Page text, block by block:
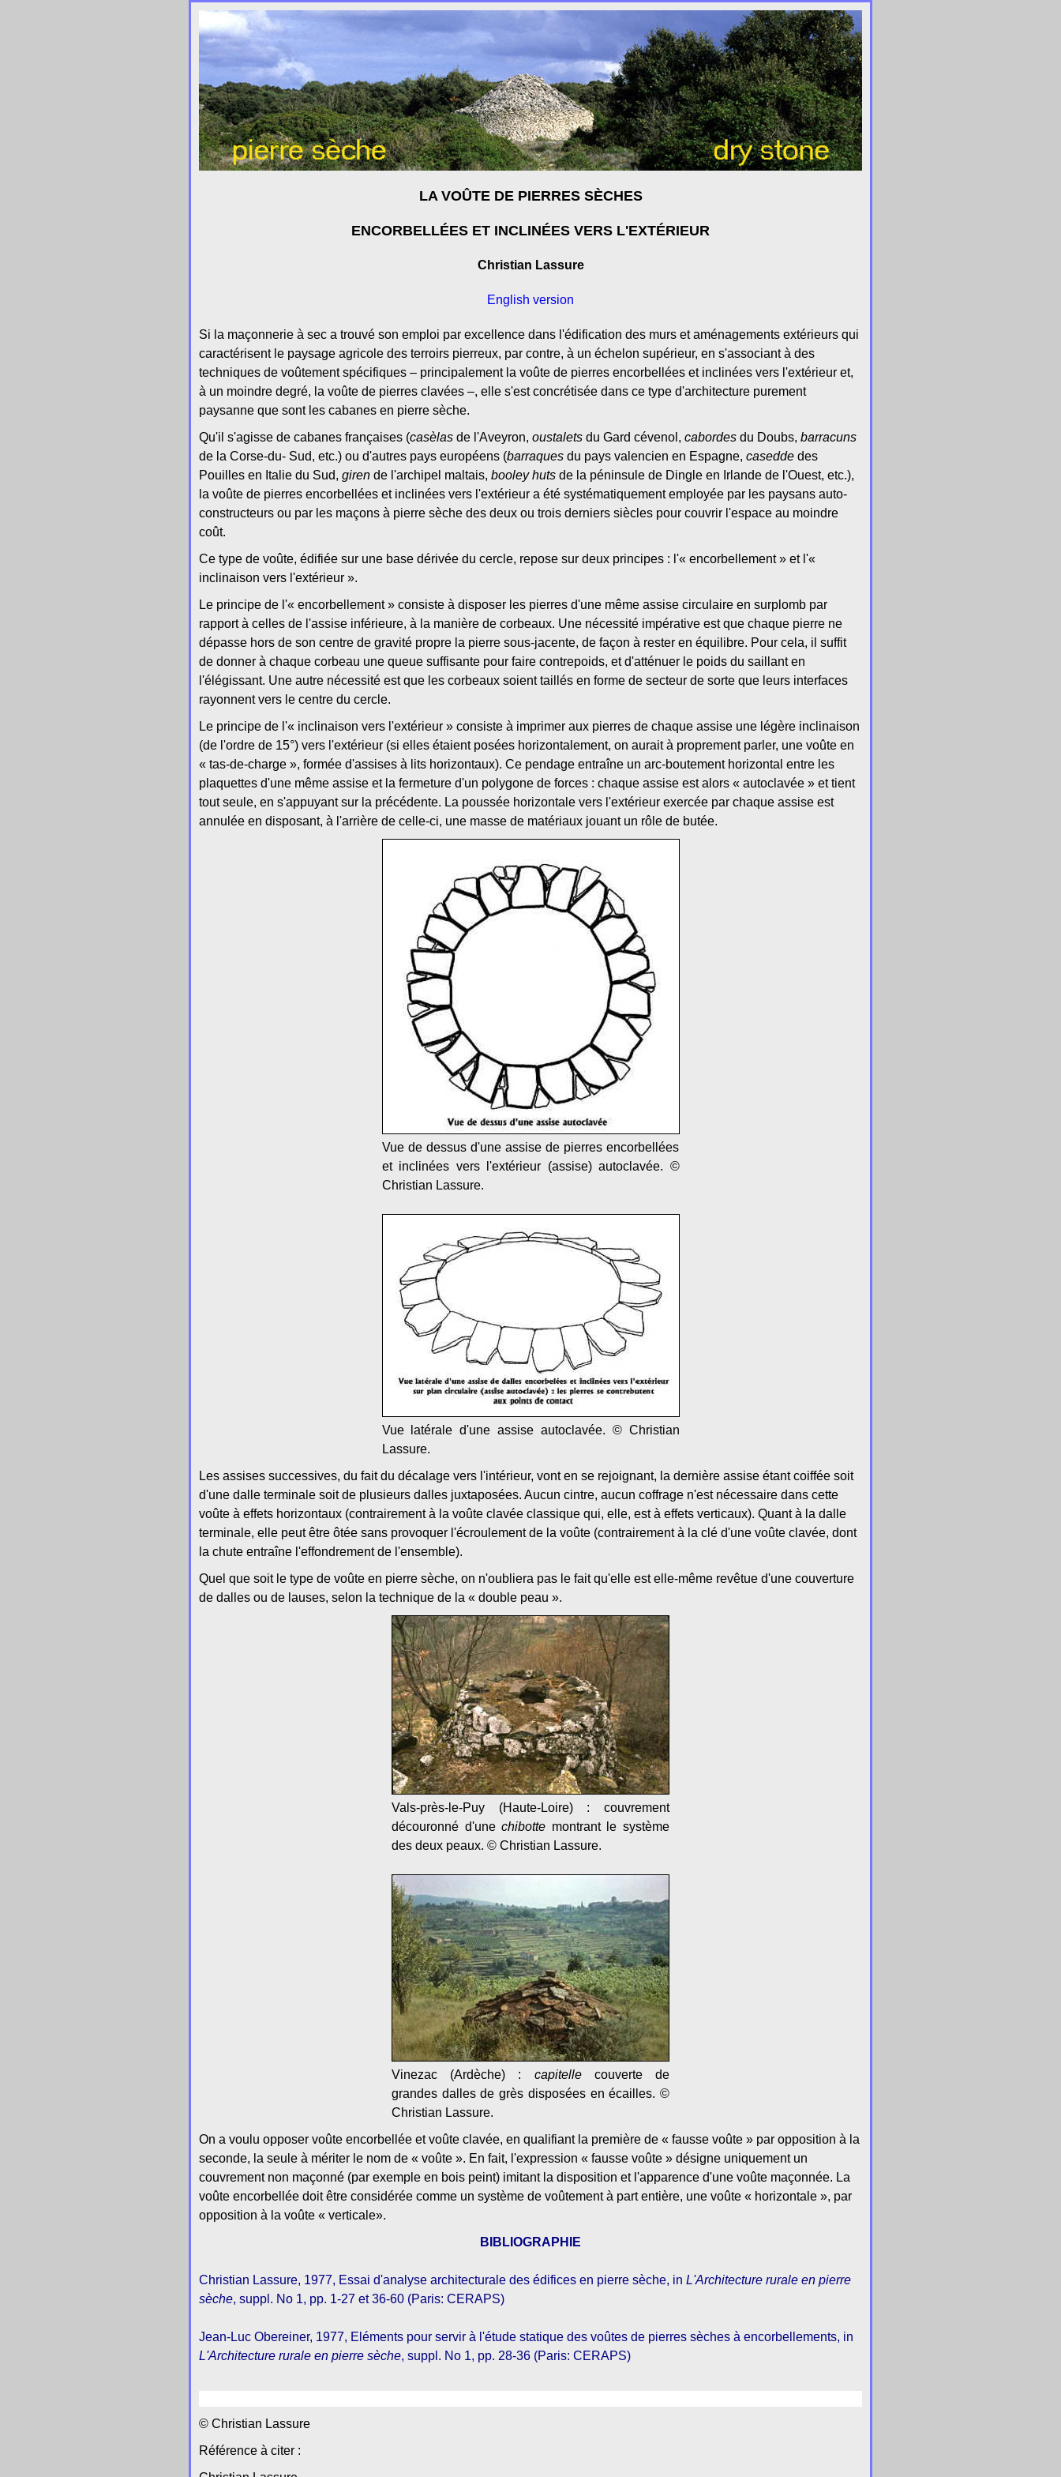
LA VOÛTE DE PIERRES SÈCHES
ENCORBELLÉES ET INCLINÉES VERS L'EXTÉRIEUR
Christian Lassure
English version
Si la maçonnerie à sec a trouvé son emploi par excellence dans l'édification des murs et aménagements extérieurs qui
caractérisent le paysage agricole des terroirs pierreux, par contre, à un échelon supérieur, en s'associant à des
techniques de voûtement spécifiques – principalement la voûte de pierres encorbellées et inclinées vers l'extérieur et,
à un moindre degré, la voûte de pierres clavées –, elle s'est concrétisée dans ce type d'architecture purement
paysanne que sont les cabanes en pierre sèche.
Qu'il s'agisse de cabanes françaises (casèlas de l'Aveyron, oustalets du Gard cévenol, cabordes du Doubs, barracuns
de la Corse-du- Sud, etc.) ou d'autres pays européens (barraques du pays valencien en Espagne, casedde des
Pouilles en Italie du Sud, giren de l'archipel maltais, booley huts de la péninsule de Dingle en Irlande de l'Ouest, etc.),
la voûte de pierres encorbellées et inclinées vers l'extérieur a été systématiquement employée par les paysans auto-
constructeurs ou par les maçons à pierre sèche des deux ou trois derniers siècles pour couvrir l'espace au moindre
coût.
Ce type de voûte, édifiée sur une base dérivée du cercle, repose sur deux principes : l'« encorbellement » et l'«
inclinaison vers l'extérieur ».
Le principe de l'« encorbellement » consiste à disposer les pierres d'une même assise circulaire en surplomb par
rapport à celles de l'assise inférieure, à la manière de corbeaux. Une nécessité impérative est que chaque pierre ne
dépasse hors de son centre de gravité propre la pierre sous-jacente, de façon à rester en équilibre. Pour cela, il suffit
de donner à chaque corbeau une queue suffisante pour faire contrepoids, et d'atténuer le poids du saillant en
l'élégissant. Une autre nécessité est que les corbeaux soient taillés en forme de secteur de sorte que leurs interfaces
rayonnent vers le centre du cercle.
Le principe de l'« inclinaison vers l'extérieur » consiste à imprimer aux pierres de chaque assise une légère inclinaison
(de l'ordre de 15°) vers l'extérieur (si elles étaient posées horizontalement, on aurait à proprement parler, une voûte en
« tas-de-charge », formée d'assises à lits horizontaux). Ce pendage entraîne un arc-boutement horizontal entre les
plaquettes d'une même assise et la fermeture d'un polygone de forces : chaque assise est alors « autoclavée » et tient
tout seule, en s'appuyant sur la précédente. La poussée horizontale vers l'extérieur exercée par chaque assise est
annulée en disposant, à l'arrière de celle-ci, une masse de matériaux jouant un rôle de butée.
Vue de dessus d'une assise de pierres encorbellées
et inclinées vers l'extérieur (assise) autoclavée. ©
Christian Lassure.
Vue latérale d'une assise autoclavée. © Christian
Lassure.
Les assises successives, du fait du décalage vers l'intérieur, vont en se rejoignant, la dernière assise étant coiffée soit
d'une dalle terminale soit de plusieurs dalles juxtaposées. Aucun cintre, aucun coffrage n'est nécessaire dans cette
voûte à effets horizontaux (contrairement à la voûte clavée classique qui, elle, est à effets verticaux). Quant à la dalle
terminale, elle peut être ôtée sans provoquer l'écroulement de la voûte (contrairement à la clé d'une voûte clavée, dont
la chute entraîne l'effondrement de l'ensemble).
Quel que soit le type de voûte en pierre sèche, on n'oubliera pas le fait qu'elle est elle-même revêtue d'une couverture
de dalles ou de lauses, selon la technique de la « double peau ».
Vals-près-le-Puy (Haute-Loire) : couvrement
découronné d'unechibotte montrant le système
des deux peaux. © Christian Lassure.
Vinezac (Ardèche) : capitellecouverte de
grandes dalles de grès disposées en écailles. ©
Christian Lassure.
On a voulu opposer voûte encorbellée et voûte clavée, en qualifiant la première de « fausse voûte » par opposition à la
seconde, la seule à mériter le nom de « voûte ». En fait, l'expression « fausse voûte » désigne uniquement un
couvrement non maçonné (par exemple en bois peint) imitant la disposition et l'apparence d'une voûte maçonnée. La
voûte encorbellée doit être considérée comme un système de voûtement à part entière, une voûte « horizontale », par
opposition à la voûte « verticale».
BIBLIOGRAPHIE
Christian Lassure, 1977, Essai d'analyse architecturale des édifices en pierre sèche, in L'Architecture rurale en pierre
sèche, suppl. No 1, pp. 1-27 et 36-60 (Paris: CERAPS)
Jean-Luc Obereiner, 1977, Eléments pour servir à l'étude statique des voûtes de pierres sèches à encorbellements, in
L'Architecture rurale en pierre sèche, suppl. No 1, pp. 28-36 (Paris: CERAPS)
© Christian Lassure
Référence à citer :